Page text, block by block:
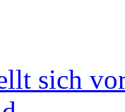
sich